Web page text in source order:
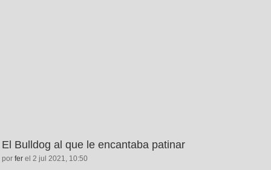
El Bulldog al que le encantaba patinar
por fer el 2 jul 2021, 10:50